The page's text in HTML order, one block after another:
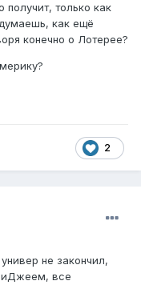
получит, только как
как ещё
конечно о Лотерее?
2
не закончил,
все